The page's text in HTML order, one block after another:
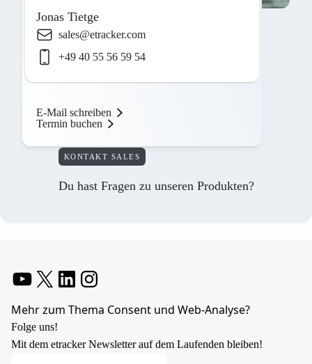
Jonas Tietge
sales@etracker.com
+49 40 55 56 59 54
E-Mail schreiben
Termin buchen
KONTAKT SALES
Du hast Fragen zu unseren Produkten?
Mehr zum Thema Consent und Web-Analyse?
Folge uns!
Mit dem etracker Newsletter auf dem Laufenden bleiben!